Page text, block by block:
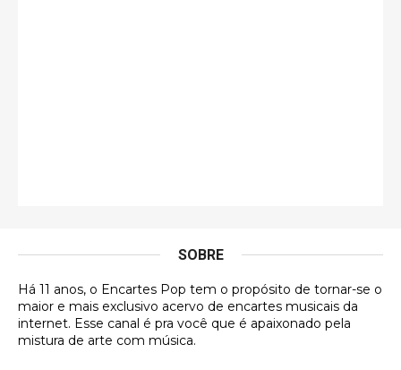
Esse comentário me representa hahahahahha
Francierton
SOBRE
Há 11 anos, o Encartes Pop tem o propósito de tornar-se o
maior e mais exclusivo acervo de encartes musicais da
internet. Esse canal é pra você que é apaixonado pela
mistura de arte com música.